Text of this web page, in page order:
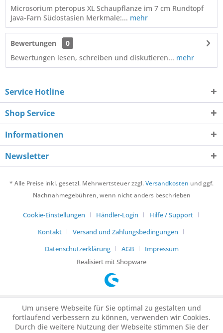
Microsorium pteropus XL Schaupflanze im 7 cm Rundtopf
Java-Farn Südostasien Merkmale:... mehr
Bewertungen
0
Bewertungen lesen, schreiben und diskutieren... mehr
Service Hotline
Shop Service
Informationen
Newsletter
* Alle Preise inkl. gesetzl. Mehrwertsteuer zzgl.Versandkosten und ggf.
Nachnahmegebühren, wenn nicht anders beschrieben
Cookie-Einstellungen Händler-Login
Hilfe / Support
Kontakt
Versand und Zahlungsbedingungen
Datenschutzerklärung
AGB
Impressum
Realisiert mit Shopware
Um unsere Webseite für Sie optimal zu gestalten und
fortlaufend verbessern zu können, verwenden wir Cookies.
Durch die weitere Nutzung der Webseite stimmen Sie der